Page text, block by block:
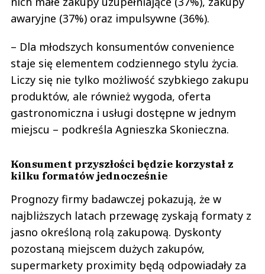
awaryjne (37%) oraz impulsywne (36%).
– Dla młodszych konsumentów convenience
staje się elementem codziennego stylu życia.
Liczy się nie tylko możliwość szybkiego zakupu
produktów, ale również wygoda, oferta
gastronomiczna i usługi dostępne w jednym
miejscu – podkreśla Agnieszka Skonieczna.
Konsument przyszłości będzie korzystał z
kilku formatów jednocześnie
Prognozy firmy badawczej pokazują, że w
najbliższych latach przewagę zyskają formaty z
jasno określoną rolą zakupową. Dyskonty
pozostaną miejscem dużych zakupów,
supermarkety proximity będą odpowiadały za